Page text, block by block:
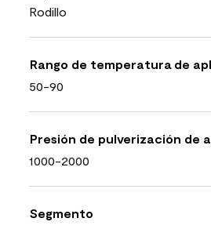
Rodillo
Rango de temperatura de
50-90
Presión de pulverización de
1000-2000
Segmento